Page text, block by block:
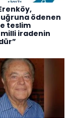
ödenen
teslim
iradenin